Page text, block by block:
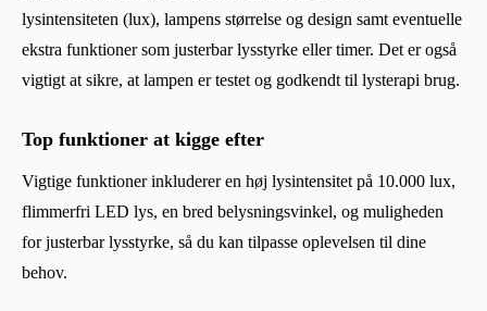
lysintensiteten (lux), lampens størrelse og design samt eventuelle
ekstra funktioner som justerbar lysstyrke eller timer. Det er også
vigtigt at sikre, at lampen er testet og godkendt til lysterapi brug.
Top funktioner at kigge efter
Vigtige funktioner inkluderer en høj lysintensitet på 10.000 lux,
flimmerfri LED lys, en bred belysningsvinkel, og muligheden
for justerbar lysstyrke, så du kan tilpasse oplevelsen til dine
behov.